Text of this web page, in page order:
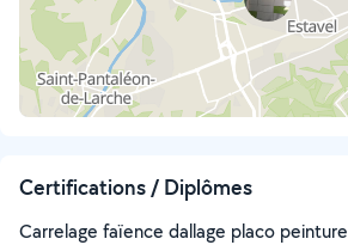
Certifications / Diplômes
Carrelage faïence dallage placo peinture